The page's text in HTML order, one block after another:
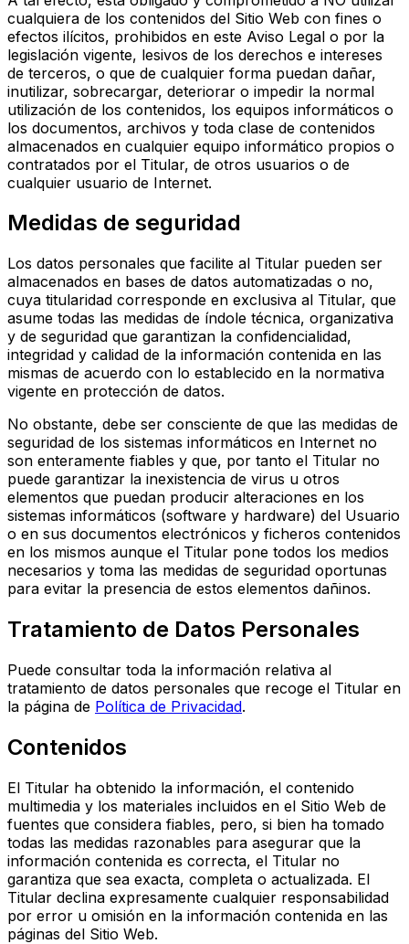
cualquiera de los contenidos del Sitio Web con fines o
efectos ilícitos, prohibidos en este Aviso Legal o por la
legislación vigente, lesivos de los derechos e intereses
de terceros, o que de cualquier forma puedan dañar,
inutilizar, sobrecargar, deteriorar o impedir la normal
utilización de los contenidos, los equipos informáticos o
los documentos, archivos y toda clase de contenidos
almacenados en cualquier equipo informático propios o
contratados por el Titular, de otros usuarios o de
cualquier usuario de Internet.
Medidas de seguridad
Los datos personales que facilite al Titular pueden ser
almacenados en bases de datos automatizadas o no,
cuya titularidad corresponde en exclusiva al Titular, que
asume todas las medidas de índole técnica, organizativa
y de seguridad que garantizan la confidencialidad,
integridad y calidad de la información contenida en las
mismas de acuerdo con lo establecido en la normativa
vigente en protección de datos.
No obstante, debe ser consciente de que las medidas de
seguridad de los sistemas informáticos en Internet no
son enteramente fiables y que, por tanto el Titular no
puede garantizar la inexistencia de virus u otros
elementos que puedan producir alteraciones en los
sistemas informáticos (software y hardware) del Usuario
o en sus documentos electrónicos y ficheros contenidos
en los mismos aunque el Titular pone todos los medios
necesarios y toma las medidas de seguridad oportunas
para evitar la presencia de estos elementos dañinos.
Tratamiento de Datos Personales
Puede consultar toda la información relativa al
tratamiento de datos personales que recoge el Titular en
la página de Política de Privacidad.
Contenidos
El Titular ha obtenido la información, el contenido
multimedia y los materiales incluidos en el Sitio Web de
fuentes que considera fiables, pero, si bien ha tomado
todas las medidas razonables para asegurar que la
información contenida es correcta, el Titular no
garantiza que sea exacta, completa o actualizada. El
Titular declina expresamente cualquier responsabilidad
por error u omisión en la información contenida en las
páginas del Sitio Web.